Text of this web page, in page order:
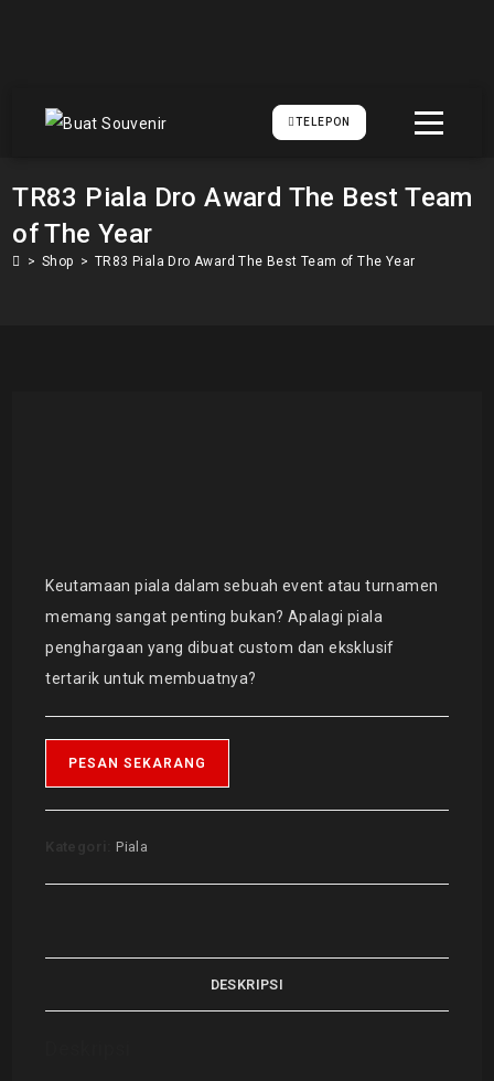
TELEPON
TR83 Piala Dro Award The Best Team
of The Year
> Shop > TR83 Piala Dro Award The Best Team of The Year
Keutamaan piala dalam sebuah event atau turnamen
memang sangat penting bukan? Apalagi piala
penghargaan yang dibuat custom dan eksklusif
tertarik untuk membuatnya?
PESAN SEKARANG
Kategori:Piala
DESKRIPSI